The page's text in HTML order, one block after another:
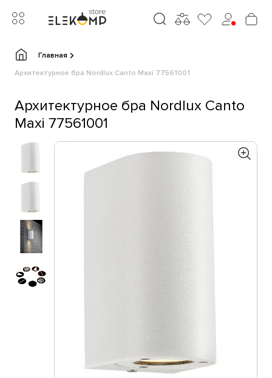
Главная
Архитектурное бра Nordlux Canto Maxi 77561001
Архитектурное бра Nordlux Canto
Maxi 77561001